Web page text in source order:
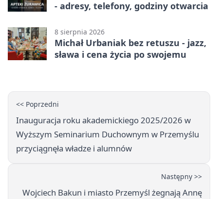
- adresy, telefony, godziny otwarcia
8 sierpnia 2026
Michał Urbaniak bez retuszu - jazz,
sława i cena życia po swojemu
<< Poprzedni
Inauguracja roku akademickiego 2025/2026 w
Wyższym Seminarium Duchownym w Przemyślu
przyciągnęła władze i alumnów
Następny >>
Wojciech Bakun i miasto Przemyśl żegnają Annę